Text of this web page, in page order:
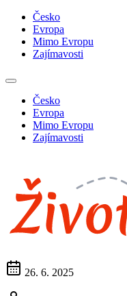
Česko
Evropa
Mimo Evropu
Zajímavosti
Česko
Evropa
Mimo Evropu
Zajímavosti
26. 6. 2025